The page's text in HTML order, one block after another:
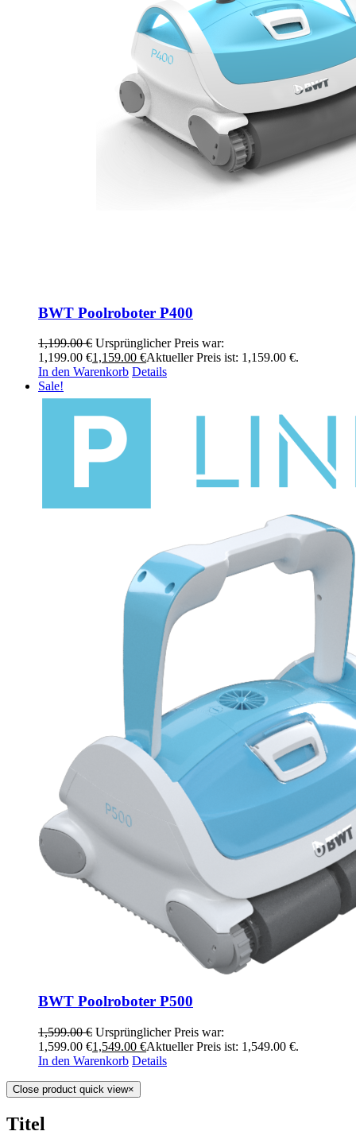
BWT Poolroboter P400
1,199.00€ Ursprünglicher Preis war:
1,199.00 €1,159.00 €Aktueller Preis ist: 1,159.00 €.
In den Warenkorb Details
Sale!
BWT Poolroboter P500
1,599.00€ Ursprünglicher Preis war:
1,599.00 €1,549.00 €Aktueller Preis ist: 1,549.00 €.
In den Warenkorb Details
Close product quick view×
Titel